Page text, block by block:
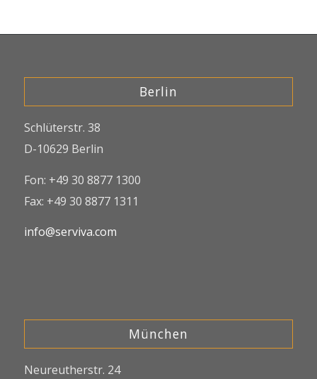
Berlin
Schlüterstr. 38
D-10629 Berlin
Fon: +49 30 8877 1300
Fax: +49 30 8877 1311
info@serviva.com
München
Neureutherstr. 24